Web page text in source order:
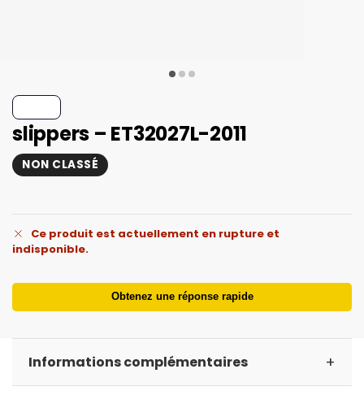
slippers – ET32027L-2011
NON CLASSÉ
Ce produit est actuellement en rupture et
indisponible.
Obtenez une réponse rapide
Informations complémentaires +